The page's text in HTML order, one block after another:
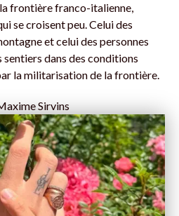
frontière franco-italienne,
se croisent peu. Celui des
et celui des personnes
dans des conditions
la militarisation de la frontière.
Sirvins